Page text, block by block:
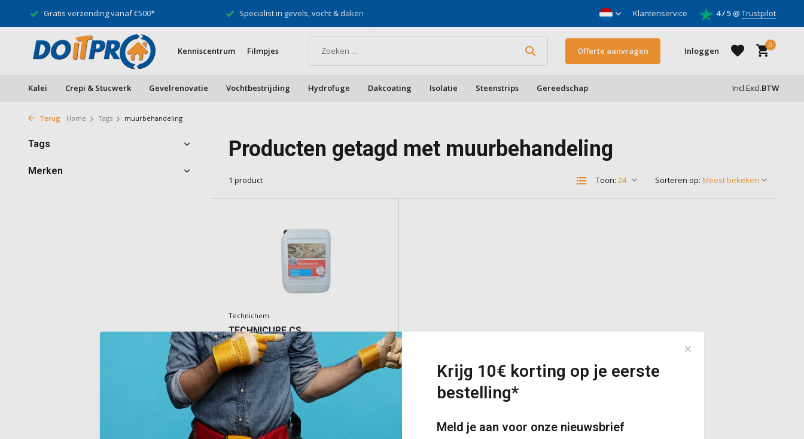
Gratis verzending vanaf €500* Specialist in gevels, vocht & daken Klantenservice 4 / 5@ Trustpilot
Kenniscentrum Filmpjes Offerte aanvragen Inloggen
0
Kalei Crepi & Stucwerk Gevelrenovatie Vochtbestrijding Hydrofuge Dakcoating Isolatie Steenstrips Gereedschap Incl.Excl.BTW
Terug Home Tags muurbehandeling
Tags
Merken
Producten getagd met muurbehandeling
1 product Toon: Sorteren op:
Technichem
TECHNICURE CS
gebruiksklare oplossing die hygroscopische
zouten in bouwmaterialen omzet in
onoplosbare stoffen, ideaal voor het
versterken van vochtige kelders en andere
oppervlakken.
Deliverytime
Krijg 10€ korting op je eerste
bestelling*
Meld je aan voor onze nieuwsbrief